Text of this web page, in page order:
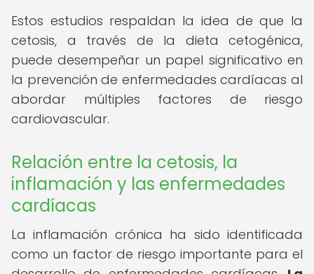
Estos estudios respaldan la idea de que la
cetosis, a través de la dieta cetogénica,
puede desempeñar un papel significativo en
la prevención de enfermedades cardíacas al
abordar múltiples factores de riesgo
cardiovascular.
Relación entre la cetosis, la
inflamación y las enfermedades
cardíacas
La inflamación crónica ha sido identificada
como un factor de riesgo importante para el